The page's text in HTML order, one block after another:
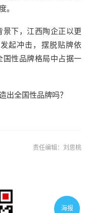
。
下，江西陶企正以更
起冲击，摆脱贴牌依
性品牌格局中占据一
出全国性品牌吗？
责任编辑：刘思桃
海报